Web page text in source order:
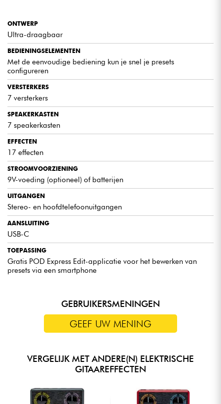
ONTWERP
Ultra-draagbaar
BEDIENINGSELEMENTEN
Met de eenvoudige bediening kun je snel je presets
configureren
VERSTERKERS
7 versterkers
SPEAKERKASTEN
7 speakerkasten
EFFECTEN
17 effecten
STROOMVOORZIENING
9V-voeding (optioneel) of batterijen
UITGANGEN
Stereo- en hoofdtelefoonuitgangen
AANSLUITING
USB-C
TOEPASSING
Gratis POD Express Edit-applicatie voor het bewerken van
presets via een smartphone
GEBRUIKERSMENINGEN
GEEF UW MENING
VERGELIJK MET ANDERE(N) ELEKTRISCHE
GITAAREFFECTEN